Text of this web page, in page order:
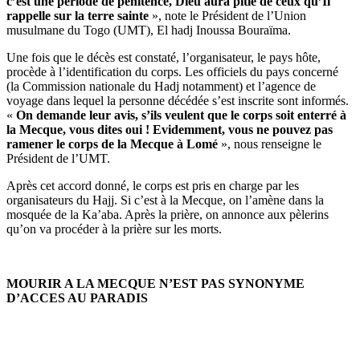
rappelle sur la terre sainte », note le Président de l’Union
musulmane du Togo (UMT), El hadj Inoussa Bouraïma.
Une fois que le décès est constaté, l’organisateur, le pays hôte,
procède à l’identification du corps. Les officiels du pays concerné
(la Commission nationale du Hadj notamment) et l’agence de
voyage dans lequel la personne décédée s’est inscrite sont informés.
« On demande leur avis, s’ils veulent que le corps soit enterré à
la Mecque, vous dites oui ! Evidemment, vous ne pouvez pas
ramener le corps de la Mecque à Lomé », nous renseigne le
Président de l’UMT.
Après cet accord donné, le corps est pris en charge par les
organisateurs du Hajj. Si c’est à la Mecque, on l’amène dans la
mosquée de la Ka’aba. Après la prière, on annonce aux pèlerins
qu’on va procéder à la prière sur les morts.
MOURIR A LA MECQUE N’EST PAS SYNONYME
D’ACCES AU PARADIS